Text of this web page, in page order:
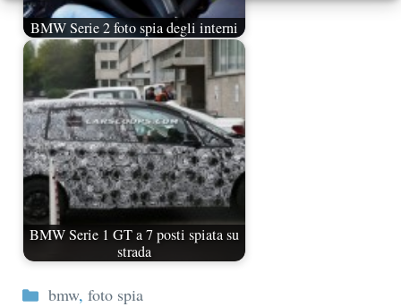
BMW Serie 2 foto spia degli interni
BMW Serie 1 GT a 7 posti spiata su
strada
Categorie
bmw, foto spia